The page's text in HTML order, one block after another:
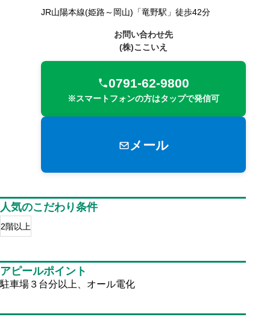
JR山陽本線(姫路～岡山)「竜野駅」徒歩42分
お問い合わせ先
(株)ここいえ
0791-62-9800
※スマートフォンの方はタップで発信可
メール
人気のこだわり条件
2階以上
アピールポイント
駐車場３台分以上、オール電化